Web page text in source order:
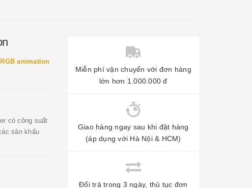
animation
có công suất
sân khấu
Miễn phí vận chuyển với đơn hàng
lớn hơn 1.000.000 đ
Giao hàng ngay sau khi đặt hàng
(áp dụng với Hà Nội & HCM)
Đổi trả trong 3 ngày, thủ tục đơn